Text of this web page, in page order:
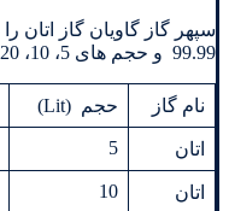
99.99 و حجم های 5، 10، 20، 40 و 50 لیتر ارئه می نماید.
نام گاز حجم (Lit)
اتان 5
اتان 10